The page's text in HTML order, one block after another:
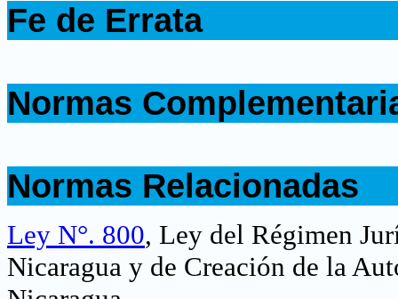
Fe de Errata
Normas
Normas Relacionadas
Ley N°. 800, Ley del Régimen
Nicaragua y de Creación de la